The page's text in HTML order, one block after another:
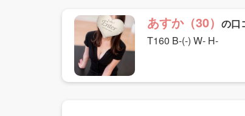
あすか（30） の口
T160 B-(-) W- H-